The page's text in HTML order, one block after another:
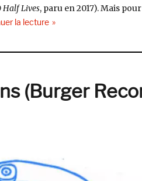
Half Lives, paru en 2017). Mais
la lecturede « Twisted Wires,
(Burger